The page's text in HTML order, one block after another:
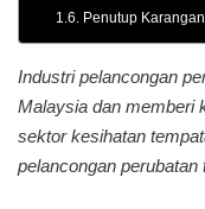
Penutup Karangan
Industri pelancongan
Malaysia dan memberi
sektor kesihatan
pelancongan perubatan